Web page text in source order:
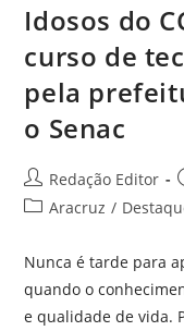
Idosos do
curso de
pela
o Senac
Redação Editor
Aracruz /
Nunca é tarde para
quando o
e qualidade de vida.